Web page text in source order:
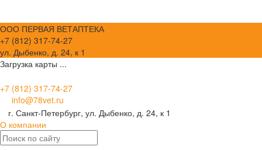
ООО ПЕРВАЯ ВЕТАПТЕКА
+7 (812) 317-74-27
ул. Дыбенко, д. 24, к 1
Загрузка карты ...
+7 (812) 317-74-27
info@78vet.ru
г. Санкт-Петербург, ул. Дыбенко, д. 24, к 1
О компании